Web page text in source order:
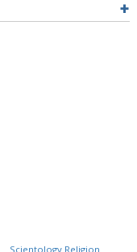
Scientology Religion